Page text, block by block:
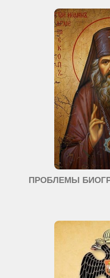
ПРОБЛЕМЫ